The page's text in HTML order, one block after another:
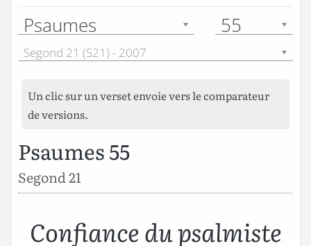
Psaumes 55
Segond 21 (S21) - 2007
Un clic sur un verset envoie vers le comparateur
de versions.
Psaumes 55
Segond 21
Confiance du psalmiste